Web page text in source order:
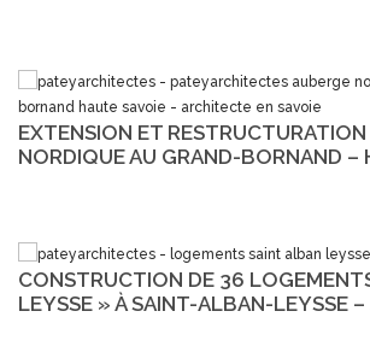
EXTENSION ET RESTRUCTURATION
NORDIQUE AU GRAND-BORNAND –
CONSTRUCTION DE 36
LEYSSE » À SAINT-ALBAN-LEYSSE –